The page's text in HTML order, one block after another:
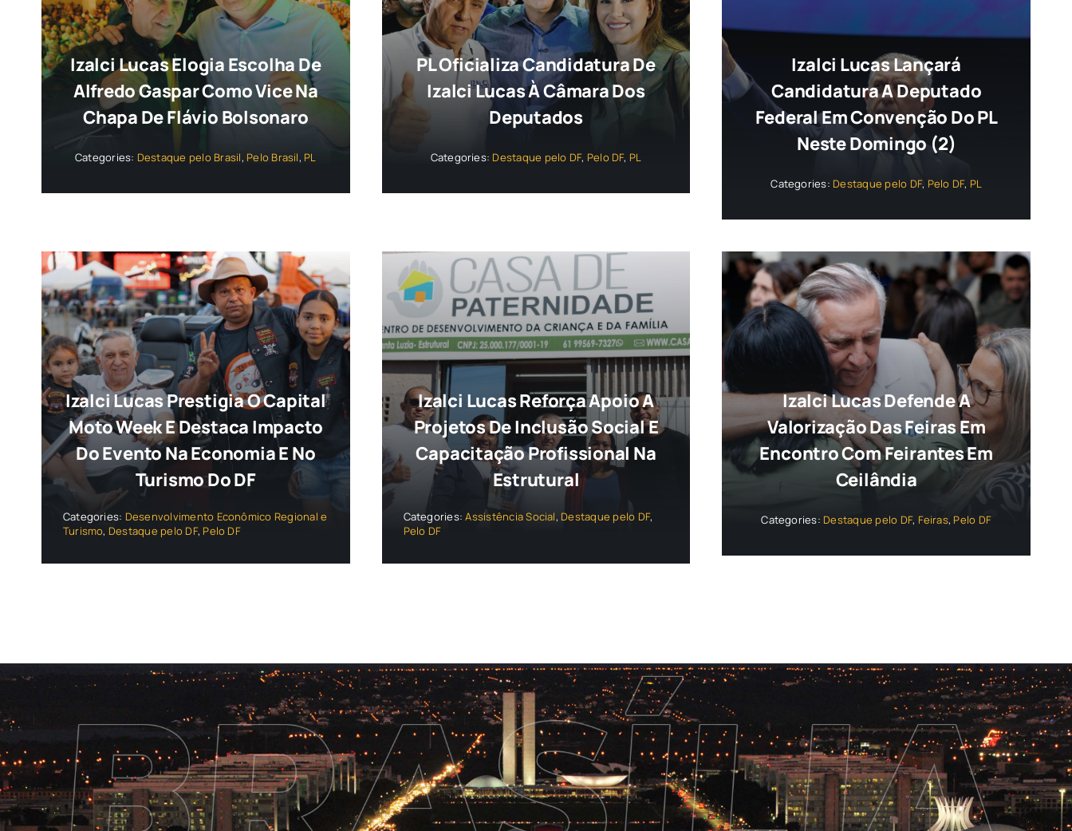
Izalci Lucas Elogia Escolha De
Alfredo Gaspar Como Vice Na
Chapa De Flávio Bolsonaro
Categories: Destaque pelo Brasil, Pelo Brasil, PL
PL Oficializa Candidatura De
Izalci Lucas À Câmara Dos
Deputados
Categories: Destaque pelo DF, Pelo DF, PL
Izalci Lucas Lançará
Candidatura A Deputado
Federal Em Convenção Do PL
Neste Domingo (2)
Categories: Destaque pelo DF, Pelo DF, PL
Izalci Lucas Prestigia O Capital
Moto Week E Destaca Impacto
Do Evento Na Economia E No
Turismo Do DF
Categories: Desenvolvimento Econômico Regional e
Turismo, Destaque pelo DF, Pelo DF
Izalci Lucas Reforça Apoio A
Projetos De Inclusão Social E
Capacitação Profissional Na
Estrutural
Categories:Assistência Social, Destaque pelo DF,
Pelo DF
Izalci Lucas Defende A
Valorização Das Feiras Em
Encontro Com Feirantes Em
Ceilândia
Categories: Destaque pelo DF, Feiras, Pelo DF